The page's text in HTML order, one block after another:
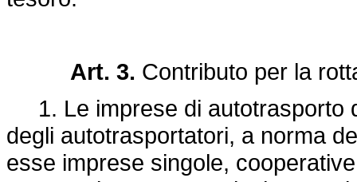
Art. 3. Contributo per la
1. Le imprese di autotrasporto
degli autotrasportatori, a norma
esse imprese singole,